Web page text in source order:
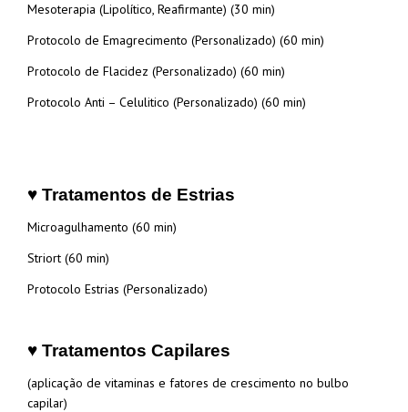
Mesoterapia (Lipolítico, Reafirmante) (30 min)
Protocolo de Emagrecimento (Personalizado) (60 min)
Protocolo de Flacidez (Personalizado) (60 min)
Protocolo Anti – Celulitico (Personalizado) (60 min)
♥ Tratamentos de Estrias
Microagulhamento (60 min)
Striort (60 min)
Protocolo Estrias (Personalizado)
♥ Tratamentos Capilares
(aplicação de vitaminas e fatores de crescimento no bulbo
capilar)